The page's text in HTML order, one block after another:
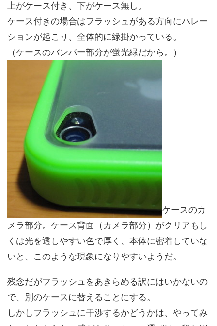
上がケース付き、下がケース無し。
ケース付きの場合はフラッシュがある方向にハレー
ションが起こり、全体的に緑掛かっている。
（ケースのバンパー部分が蛍光緑だから。）
ケースのカ
メラ部分。ケース背面（カメラ部分）がクリアもし
くは光を透しやすい色で厚く、本体に密着していな
いと、このような現象になりやすいようだ。
残念だがフラッシュをあきらめる訳にはいかないの
で、別のケースに替えることにする。
しかしフラッシュに干渉するかどうかは、やってみ